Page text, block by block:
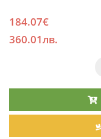
184.07€
360.01лв.